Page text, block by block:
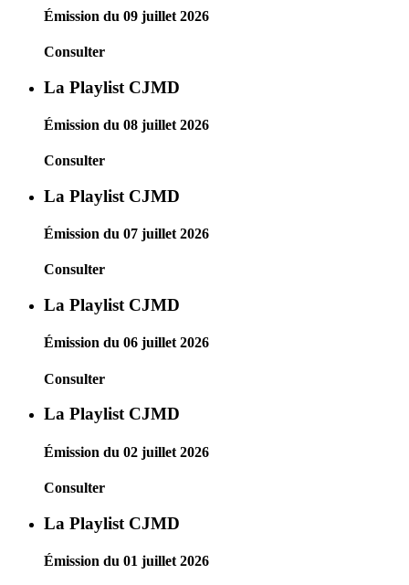
Émission du 09 juillet 2026
Consulter
La Playlist CJMD
Émission du 08 juillet 2026
Consulter
La Playlist CJMD
Émission du 07 juillet 2026
Consulter
La Playlist CJMD
Émission du 06 juillet 2026
Consulter
La Playlist CJMD
Émission du 02 juillet 2026
Consulter
La Playlist CJMD
Émission du 01 juillet 2026